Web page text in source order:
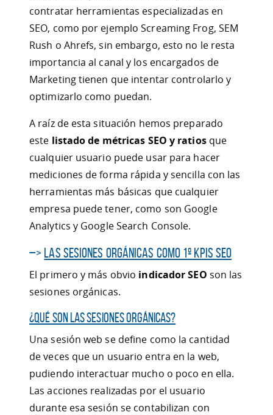
contratar herramientas especializadas en
SEO, como por ejemplo Screaming Frog, SEM
Rush o Ahrefs, sin embargo, esto no le resta
importancia al canal y los encargados de
Marketing tienen que intentar controlarlo y
optimizarlo como puedan.
A raíz de esta situación hemos preparado
este listado de métricas SEO y ratiosque
cualquier usuario puede usar para hacer
mediciones de forma rápida y sencilla con las
herramientas más básicas que cualquier
empresa puede tener, como son Google
Analytics y Google Search Console.
–> Las sesiones orgánicas como 1º KPIs SEO
El primero y más obvio indicador SEO son las
sesiones orgánicas.
¿Qué son las sesiones orgánicas?
Una sesión web se define como la cantidad
de veces que un usuario entra en la web,
pudiendo interactuar mucho o poco en ella.
Las acciones realizadas por el usuario
durante esa sesión se contabilizan con